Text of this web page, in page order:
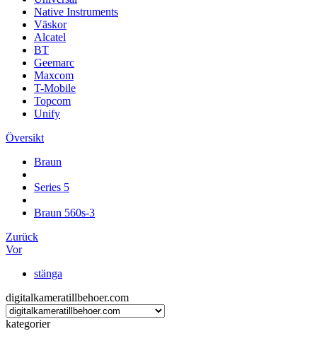
Native Instruments
Väskor
Alcatel
BT
Geemarc
Maxcom
T-Mobile
Topcom
Unify
Översikt
Braun
Series 5
Braun 560s-3
Zurück
Vor
stänga
digitalkameratillbehoer.com
kategorier